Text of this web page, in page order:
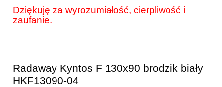
Dziękuję za wyrozumiałość, cierpliwość i
zaufanie.
Radaway Kyntos F 130x90 brodzik biały
HKF13090-04